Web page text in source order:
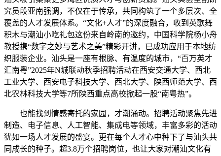
究员段亚南强调，不仅在于传承，共同构筑了一个多层次、全
覆盖的人才发展体系。“文化+人才”的深度融合，收到英歌舞
积木与潮汕小吃礼包这份来自岭南的邀约，中国科学院杨小舟
教授携“数字之妙与艺术之美”精彩开讲，已成功应用于本地纺
织服装企业。汕头是一座有根脉、有温度的城市，“百万英才
汇南粤”2025年N城联动秋季招聘活动在西安交通大学、西北
工业大学、西安电子科技大学、西北大学、陕西师范大学、西
北农林科技大学等7所陕西重点高校掀起一股“南粤热”。
也能找到情感寄托的家园，才潮涌动。招聘活动聚焦先进
制造、电子信息、人工智能、集成电等领域，丰富多彩的活动
犹如一场人才发展的盛宴。更在每个人才心中种下了与汕头共
同成长的种子。超3.8万个招聘岗位，也让大家对潮汕文化有